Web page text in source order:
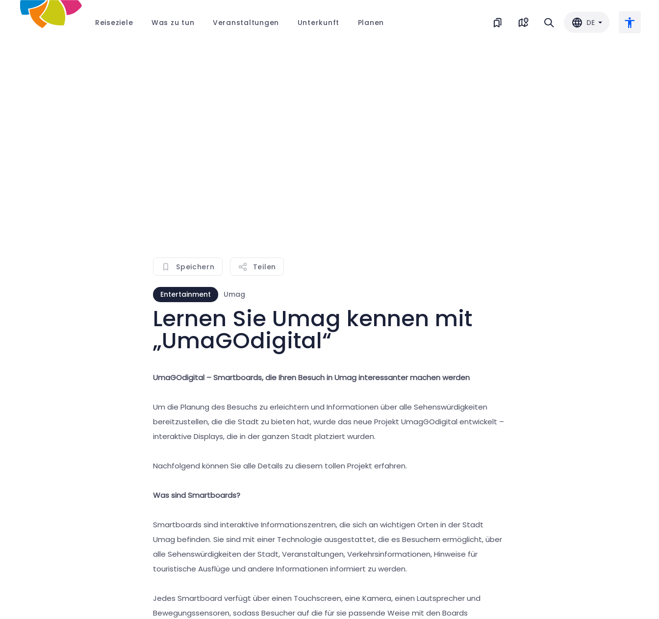
Reiseziele Was zu tun Veranstaltungen Unterkunft Planen DE
Speichern Teilen
Entertainment Umag
Lernen Sie Umag kennen mit
„UmaGOdigital“
UmaGOdigital – Smartboards, die Ihren Besuch in Umag interessanter machen werden
Um die Planung des Besuchs zu erleichtern und Informationen über alle Sehenswürdigkeiten
bereitzustellen, die die Stadt zu bieten hat, wurde das neue Projekt UmagGOdigital entwickelt –
interaktive Displays, die in der ganzen Stadt platziert wurden.
Nachfolgend können Sie alle Details zu diesem tollen Projekt erfahren.
Was sind Smartboards?
Smartboards sind interaktive Informationszentren, die sich an wichtigen Orten in der Stadt
Umag befinden. Sie sind mit einer Technologie ausgestattet, die es Besuchern ermöglicht, über
alle Sehenswürdigkeiten der Stadt, Veranstaltungen, Verkehrsinformationen, Hinweise für
touristische Ausflüge und andere Informationen informiert zu werden.
Jedes Smartboard verfügt über einen Touchscreen, eine Kamera, einen Lautsprecher und
Bewegungssensoren, sodass Besucher auf die für sie passende Weise mit den Boards